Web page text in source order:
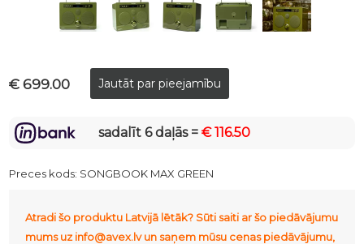
€ 699.00
sadalīt 6 daļās =€ 116.50
Preces kods: SONGBOOK MAX GREEN
Atradi šo produktu Latvijā lētāk? Sūti saiti ar šo piedāvājumu
mums uz info@avex.lv un saņem mūsu cenas piedāvājumu,